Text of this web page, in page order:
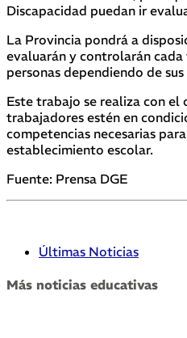
Discapacidad puedan ir
La Provincia pondrá a
evaluarán y controlarán cada
personas dependiendo de
Este trabajo se realiza con
trabajadores estén en
competencias necesarias
establecimiento escolar.
Fuente: Prensa DGE
Últimas Noticias
Más noticias educativas